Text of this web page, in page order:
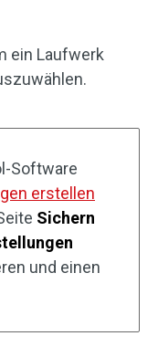
ein Laufwerk
Software
erstellen
Sichern
und einen